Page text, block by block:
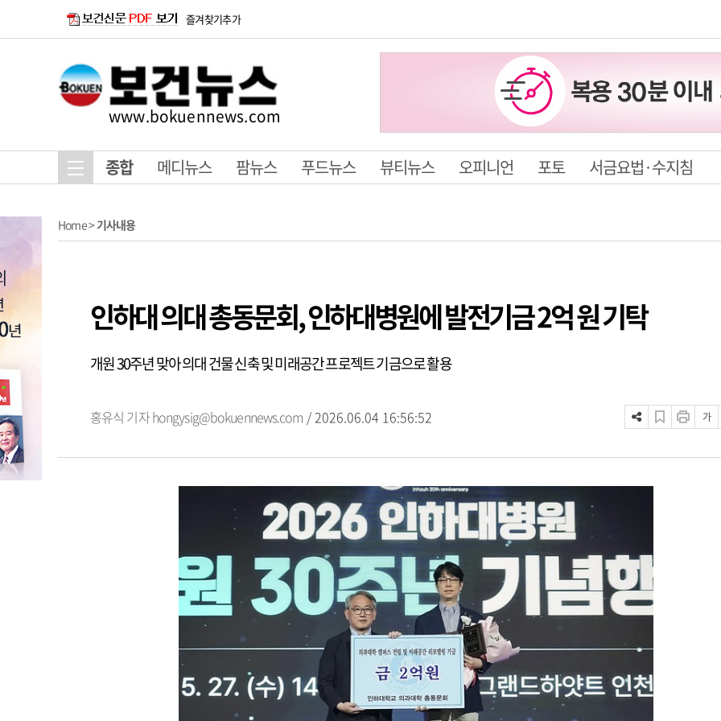
즐겨찾기추가
www.bokuennews.com
종합 메디뉴스 팜뉴스 푸드뉴스 뷰티뉴스 오피니언 포토 서금요법·수지침
Home>기사내용
인하대 의대 총동문회, 인하대병원에 발전기금 2억 원 기탁
개원 30주년 맞아 의대 건물 신축 및 미래공간 프로젝트 기금으로 활용
홍유식 기자hongysig@bokuennews.com / 2026.06.04 16:56:52 가